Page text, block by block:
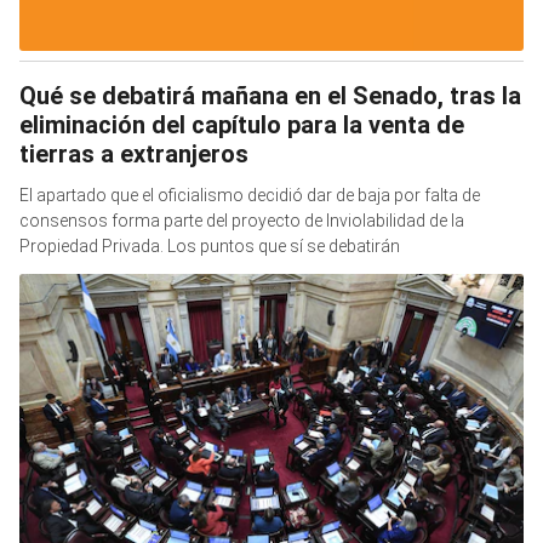
Qué se debatirá mañana en el Senado, tras la
eliminación del capítulo para la venta de
tierras a extranjeros
El apartado que el oficialismo decidió dar de baja por falta de
consensos forma parte del proyecto de Inviolabilidad de la
Propiedad Privada. Los puntos que sí se debatirán